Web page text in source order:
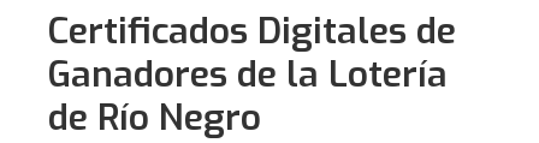
Certificados Digitales de
Ganadores de la Lotería
de Río Negro